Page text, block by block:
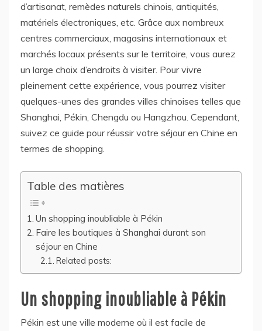
d’artisanat, remèdes naturels chinois, antiquités,
matériels électroniques, etc. Grâce aux nombreux
centres commerciaux, magasins internationaux et
marchés locaux présents sur le territoire, vous aurez
un large choix d’endroits à visiter. Pour vivre
pleinement cette expérience, vous pourrez visiter
quelques-unes des grandes villes chinoises telles que
Shanghai, Pékin, Chengdu ou Hangzhou. Cependant,
suivez ce guide pour réussir votre séjour en Chine en
termes de shopping.
Table des matières
Un shopping inoubliable à Pékin
Faire les boutiques à Shanghai durant son
séjour en Chine
Related posts:
Un shopping inoubliable à Pékin
Pékin est une ville moderne où il est facile de